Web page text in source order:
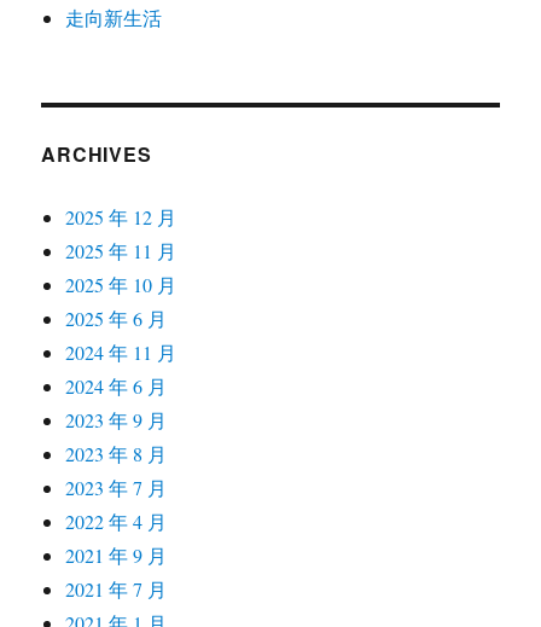
走向新生活
ARCHIVES
2025 年 12 月
2025 年 11 月
2025 年 10 月
2025 年 6 月
2024 年 11 月
2024 年 6 月
2023 年 9 月
2023 年 8 月
2023 年 7 月
2022 年 4 月
2021 年 9 月
2021 年 7 月